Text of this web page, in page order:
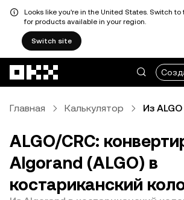
Looks like you're in the United States. Switch
for products available in your region.
Switch site
Главная Калькулятор Из
ALGO/CRC:
Algorand (ALGO) в
костариканский